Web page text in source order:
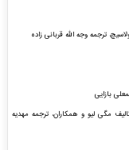
ترجمه وجه الله قربانی زاده
بازایی
مگی لیو و همکاران، ترجمه مهدیه